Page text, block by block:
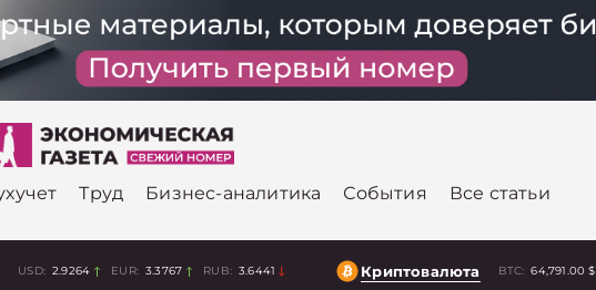
Труд Бизнес-аналитика События Все статьи
USD: 2.9264 EUR: 3.3767 RUB: 3.6441 Криптовалюта BTC: 64,791.00 $